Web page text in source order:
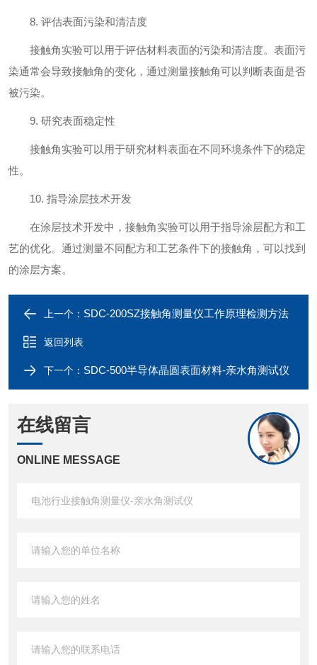
8. 评估表面污染和清洁度
接触角实验可以用于评估材料表面的污染和清洁度。表面污
染通常会导致接触角的变化，通过测量接触角可以判断表面是否
被污染。
9. 研究表面稳定性
接触角实验可以用于研究材料表面在不同环境条件下的稳定
性。
10. 指导涂层技术开发
在涂层技术开发中，接触角实验可以用于指导涂层配方和工
艺的优化。通过测量不同配方和工艺条件下的接触角，可以找到
的涂层方案。
上一个： SDC-200SZ接触角测量仪工作原理检测方法
返回列表
下一个： SDC-500半导体晶圆表面材料-亲水角测试仪
在线留言
ONLINE MESSAGE